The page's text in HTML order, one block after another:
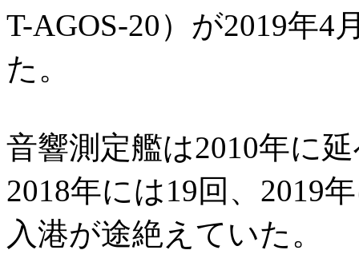
T-AGOS-20）が2019年
た。
音響測定艦は2010年に
2018年には19回、2019
入港が途絶えていた。